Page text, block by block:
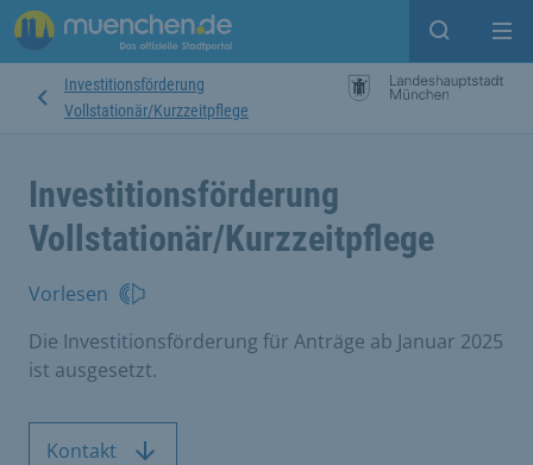
Suche
Investitionsförderung
Vollstationär/Kurzzeitpflege
Investitionsförderung
Vollstationär/Kurzzeitpflege
Vorlesen
Die Investitionsförderung für Anträge ab Januar 2025
ist ausgesetzt.
Kontakt